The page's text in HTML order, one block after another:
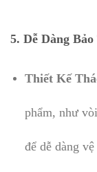
5. Dễ Dàng
Thiết Kế
phẩm, như
để dễ dàng